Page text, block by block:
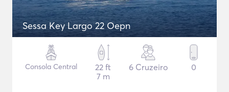
Sessa Key Largo 22 Oepn
Consola Central
22 ft
7 m
6 Cruzeiro 0